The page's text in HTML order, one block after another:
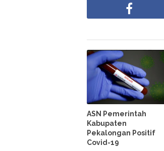
ASN Pemerintah
Kabupaten
Pekalongan Positif
Covid-19